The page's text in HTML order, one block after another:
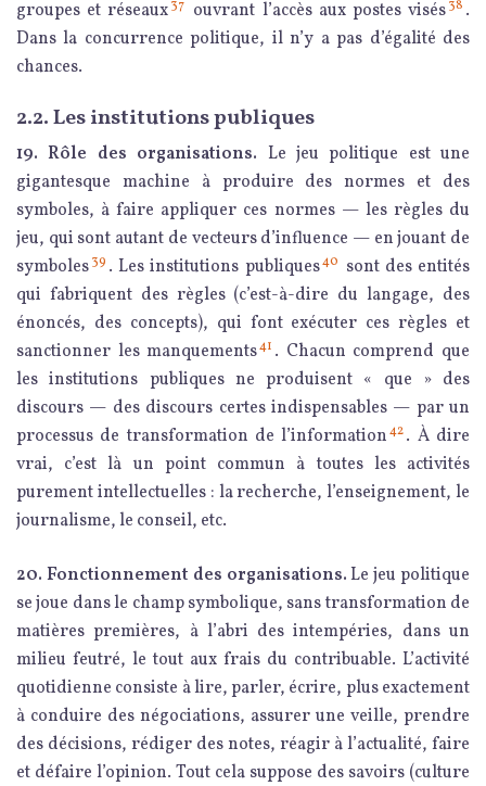
groupes et réseaux37 ouvrant l’accès aux postes visés38 .
Dans la concurrence politique, il n’y a pas d’égalité des
chances.
2.2. Les institutions publiques
19. Rôle des organisations. Le jeu politique est une
gigantesque machine à produire des normes et des
symboles, à faire appliquer ces normes — les règles du
jeu, qui sont autant de vecteurs d’influence — en jouant de
symboles39 . Les institutions publiques40 sont des entités
qui fabriquent des règles (c’est-à-dire du langage, des
énoncés, des concepts), qui font exécuter ces règles et
sanctionner les manquements41 . Chacun comprend que
les institutions publiques ne produisent « que » des
discours — des discours certes indispensables — par un
processus de transformation de l’information 42. À dire
vrai, c’est là un point commun à toutes les activités
purement intellectuelles : la recherche, l’enseignement, le
journalisme, le conseil, etc.
20. Fonctionnement des organisations.Le jeu politique
se joue dans le champ symbolique, sans transformation de
matières premières, à l’abri des intempéries, dans un
milieu feutré, le tout aux frais du contribuable. L’activité
quotidienne consiste à lire, parler, écrire, plus exactement
à conduire des négociations, assurer une veille, prendre
des décisions, rédiger des notes, réagir à l’actualité, faire
et défaire l’opinion. Tout cela suppose des savoirs (culture